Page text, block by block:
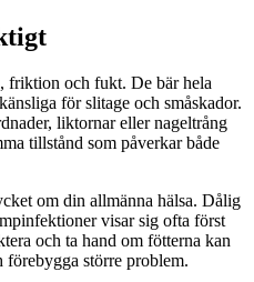
friktion och fukt. De bär hela
för slitage och småskador.
liktornar eller nageltrång
tillstånd som påverkar både
om din allmänna hälsa. Dålig
visar sig ofta först
och ta hand om fötterna kan
större problem.